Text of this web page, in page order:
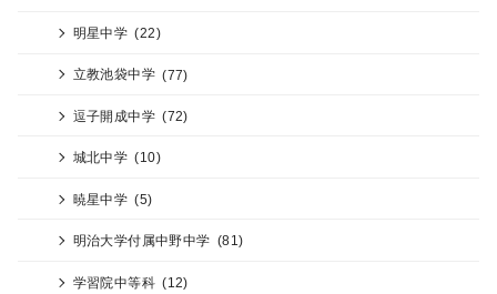
明星中学 (22)
立教池袋中学 (77)
逗子開成中学 (72)
城北中学 (10)
暁星中学 (5)
明治大学付属中野中学 (81)
学習院中等科 (12)